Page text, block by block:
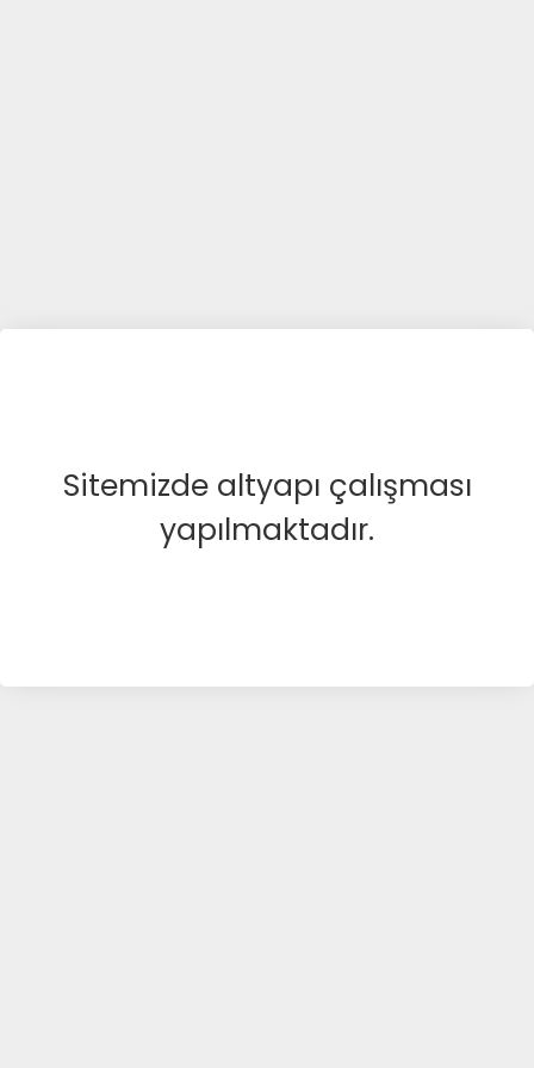
Sitemizde altyapı çalışması
yapılmaktadır.